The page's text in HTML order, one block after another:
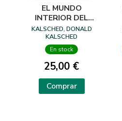
EL MUNDO
INTERIOR DEL
TRAUMA
KALSCHED, DONALD
KALSCHED
En stock
25,00 €
Comprar